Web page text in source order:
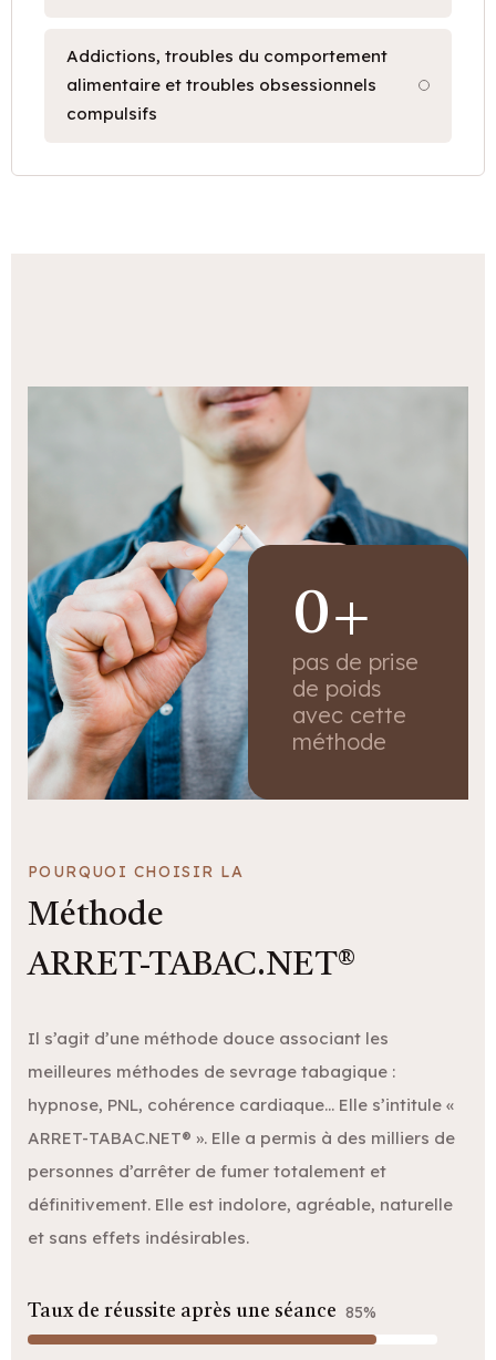
Addictions, troubles du comportement
alimentaire et troubles obsessionnels
compulsifs
0+
pas de prise
de poids
avec cette
méthode
POURQUOI CHOISIR LA
Méthode
ARRET-TABAC.NET®​
Il s’agit d’une méthode douce associant les
meilleures méthodes de sevrage tabagique :
hypnose, PNL, cohérence cardiaque… Elle s’intitule «
ARRET-TABAC.NET® ». Elle a permis à des milliers de
personnes d’arrêter de fumer totalement et
définitivement. Elle est indolore, agréable, naturelle
et sans effets indésirables.
Taux de réussite après une séance 85%